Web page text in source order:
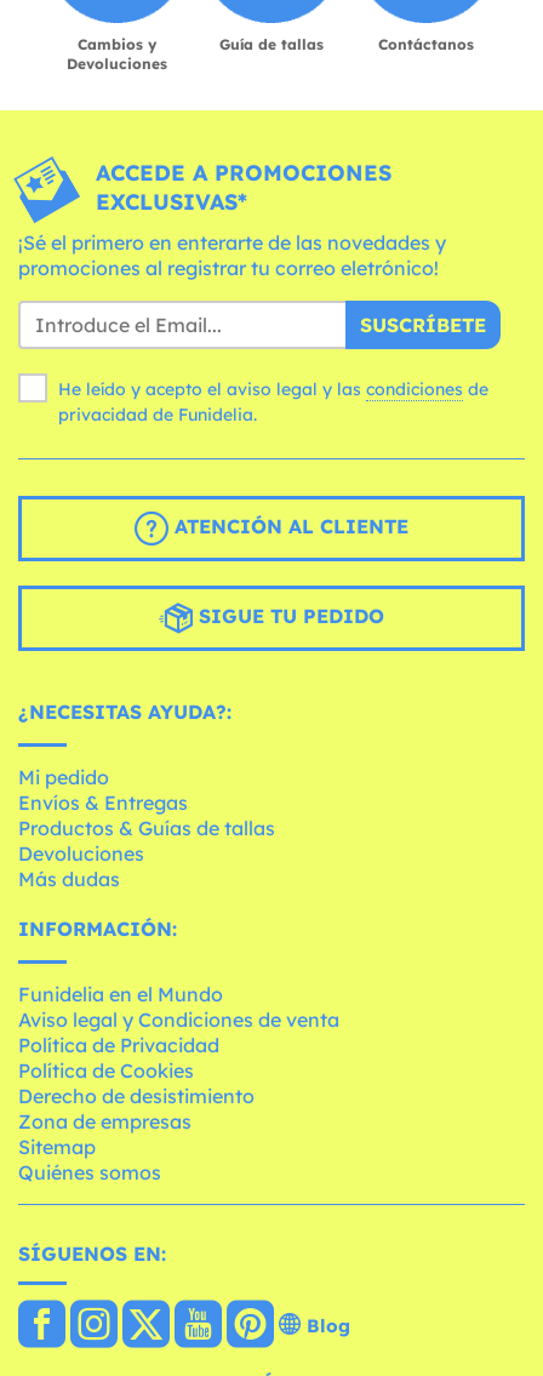
Cambios y
Devoluciones
Guía de tallas Contáctanos
ACCEDE A PROMOCIONES
EXCLUSIVAS*
¡Sé el primero en enterarte de las novedades y
promociones al registrar tu correo eletrónico!
SUSCRÍBETE
He leído y acepto el aviso legal y las condiciones
privacidad de Funidelia.
ATENCIÓN AL CLIENTE
SIGUE TU PEDIDO
¿NECESITAS AYUDA?:
Mi pedido
Envíos & Entregas
Productos & Guías de tallas
Devoluciones
Más dudas
INFORMACIÓN:
Funidelia en el Mundo
Aviso legal y Condiciones de venta
Política de Privacidad
Política de Cookies
Derecho de desistimiento
Zona de empresas
Sitemap
Quiénes somos
SÍGUENOS EN:
Blog